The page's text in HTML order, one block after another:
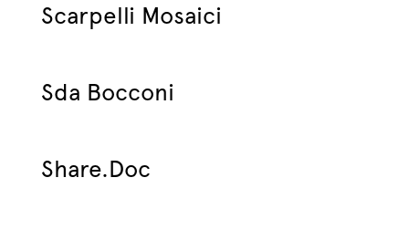
Scarpelli Mosaici
Sda Bocconi
Share.Doc